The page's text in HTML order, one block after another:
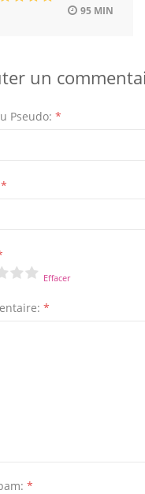
95 MIN
un
Pseudo: *
*
Effacer
*
*